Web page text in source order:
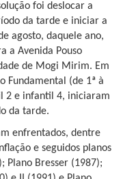
foi deslocar a
da tarde e iniciar a
agosto, daquele ano,
a Avenida Pouso
de Mogi Mirim. Em
Fundamental (de 1ª à
2 e infantil 4, iniciaram
da tarde.
enfrentados, dentre
e seguidos planos
Plano Bresser (1987);